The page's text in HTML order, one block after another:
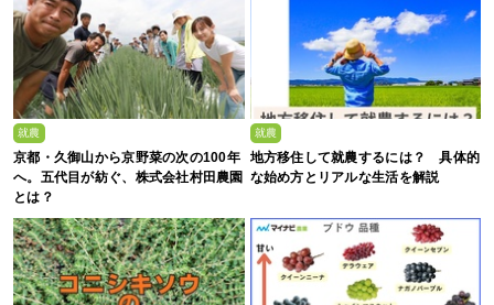
就農
京都・久御山から京野菜の次の100年
へ。五代目が紡ぐ、株式会社村田農園
とは？
就農
地方移住して就農するには？ 具体的
な始め方とリアルな生活を解説